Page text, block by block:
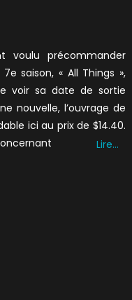
voulu précommander
saison, « All Things »,
voir sa date de sortie
nouvelle, l’ouvrage de
ici au prix de $14.40.
Lire…